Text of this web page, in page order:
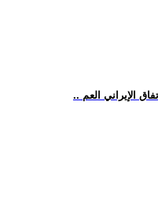
الإيراني العم